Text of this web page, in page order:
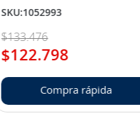
SKU:1052993
$133.476
$122.798
Compra rápida